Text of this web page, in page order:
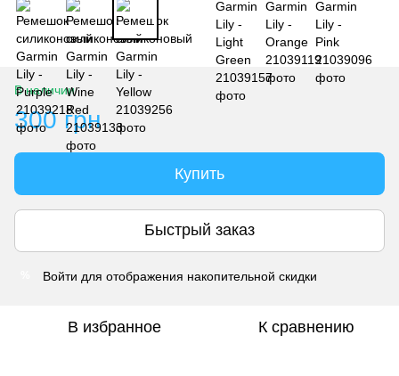
В наличии
300 грн
Купить
Быстрый заказ
Войти для отображения накопительной скидки
В избранное К сравнению